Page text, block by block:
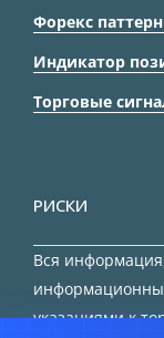
Форекс
Индикатор
Торговые
РИСКИ
Вся
указаниями к